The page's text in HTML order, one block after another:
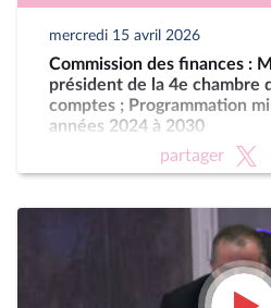
mercredi 15 avril 2026
Commission des finances :
président de la 4e chambre
comptes ; Programmation
années 2024 à 2030
partager